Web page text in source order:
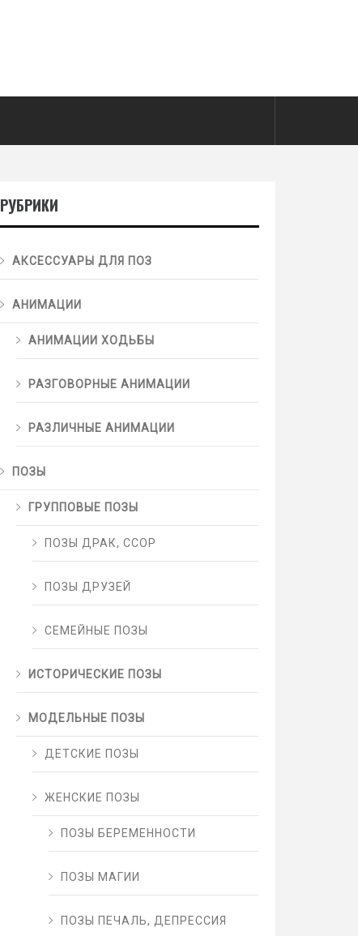
РУБРИКИ
АКСЕССУАРЫ ДЛЯ ПОЗ
АНИМАЦИИ
АНИМАЦИИ ХОДЬБЫ
РАЗГОВОРНЫЕ АНИМАЦИИ
РАЗЛИЧНЫЕ АНИМАЦИИ
ПОЗЫ
ГРУППОВЫЕ ПОЗЫ
ПОЗЫ ДРАК, ССОР
ПОЗЫ ДРУЗЕЙ
СЕМЕЙНЫЕ ПОЗЫ
ИСТОРИЧЕСКИЕ ПОЗЫ
МОДЕЛЬНЫЕ ПОЗЫ
ДЕТСКИЕ ПОЗЫ
ЖЕНСКИЕ ПОЗЫ
ПОЗЫ БЕРЕМЕННОСТИ
ПОЗЫ МАГИИ
ПОЗЫ ПЕЧАЛЬ, ДЕПРЕССИЯ